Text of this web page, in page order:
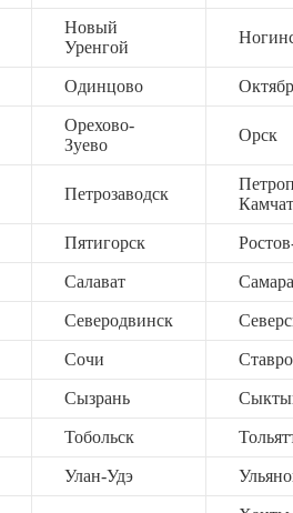
Новый
Уренгой
Одинцово
Орехово-
Зуево
Орск
Петрозаводск
Пятигорск
Салават Самара
Северодвинск
Сочи
Сызрань
Тобольск
Улан-Удэ